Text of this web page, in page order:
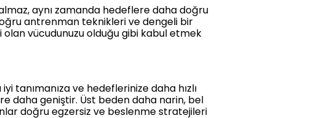
aynı zamanda hedeflere daha doğru
antrenman teknikleri ve dengeli bir
olan vücudunuzu olduğu gibi kabul etmek
tanımanıza ve hedeflerinize daha hızlı
daha geniştir. Üst beden daha narin, bel
doğru egzersiz ve beslenme stratejileri